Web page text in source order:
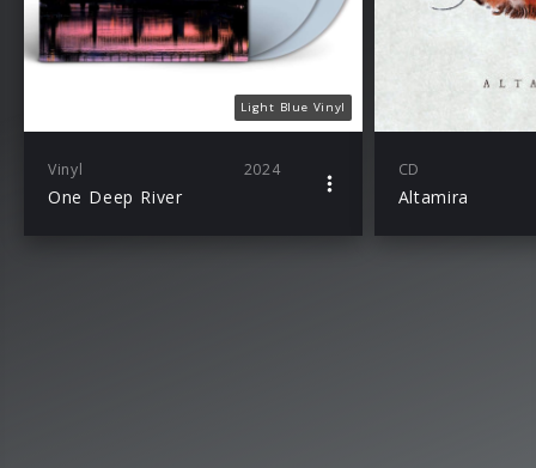
Light Blue Vinyl
Vinyl 2024
One Deep River
CD
Altamira